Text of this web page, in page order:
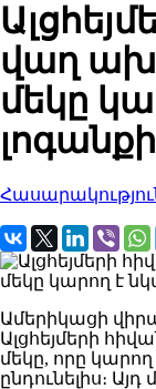
վաղ
մեկը
Ամերիկացի
Ալցհեյմերի
մեկը, որը կարող
ընդունելիս։ Այդ